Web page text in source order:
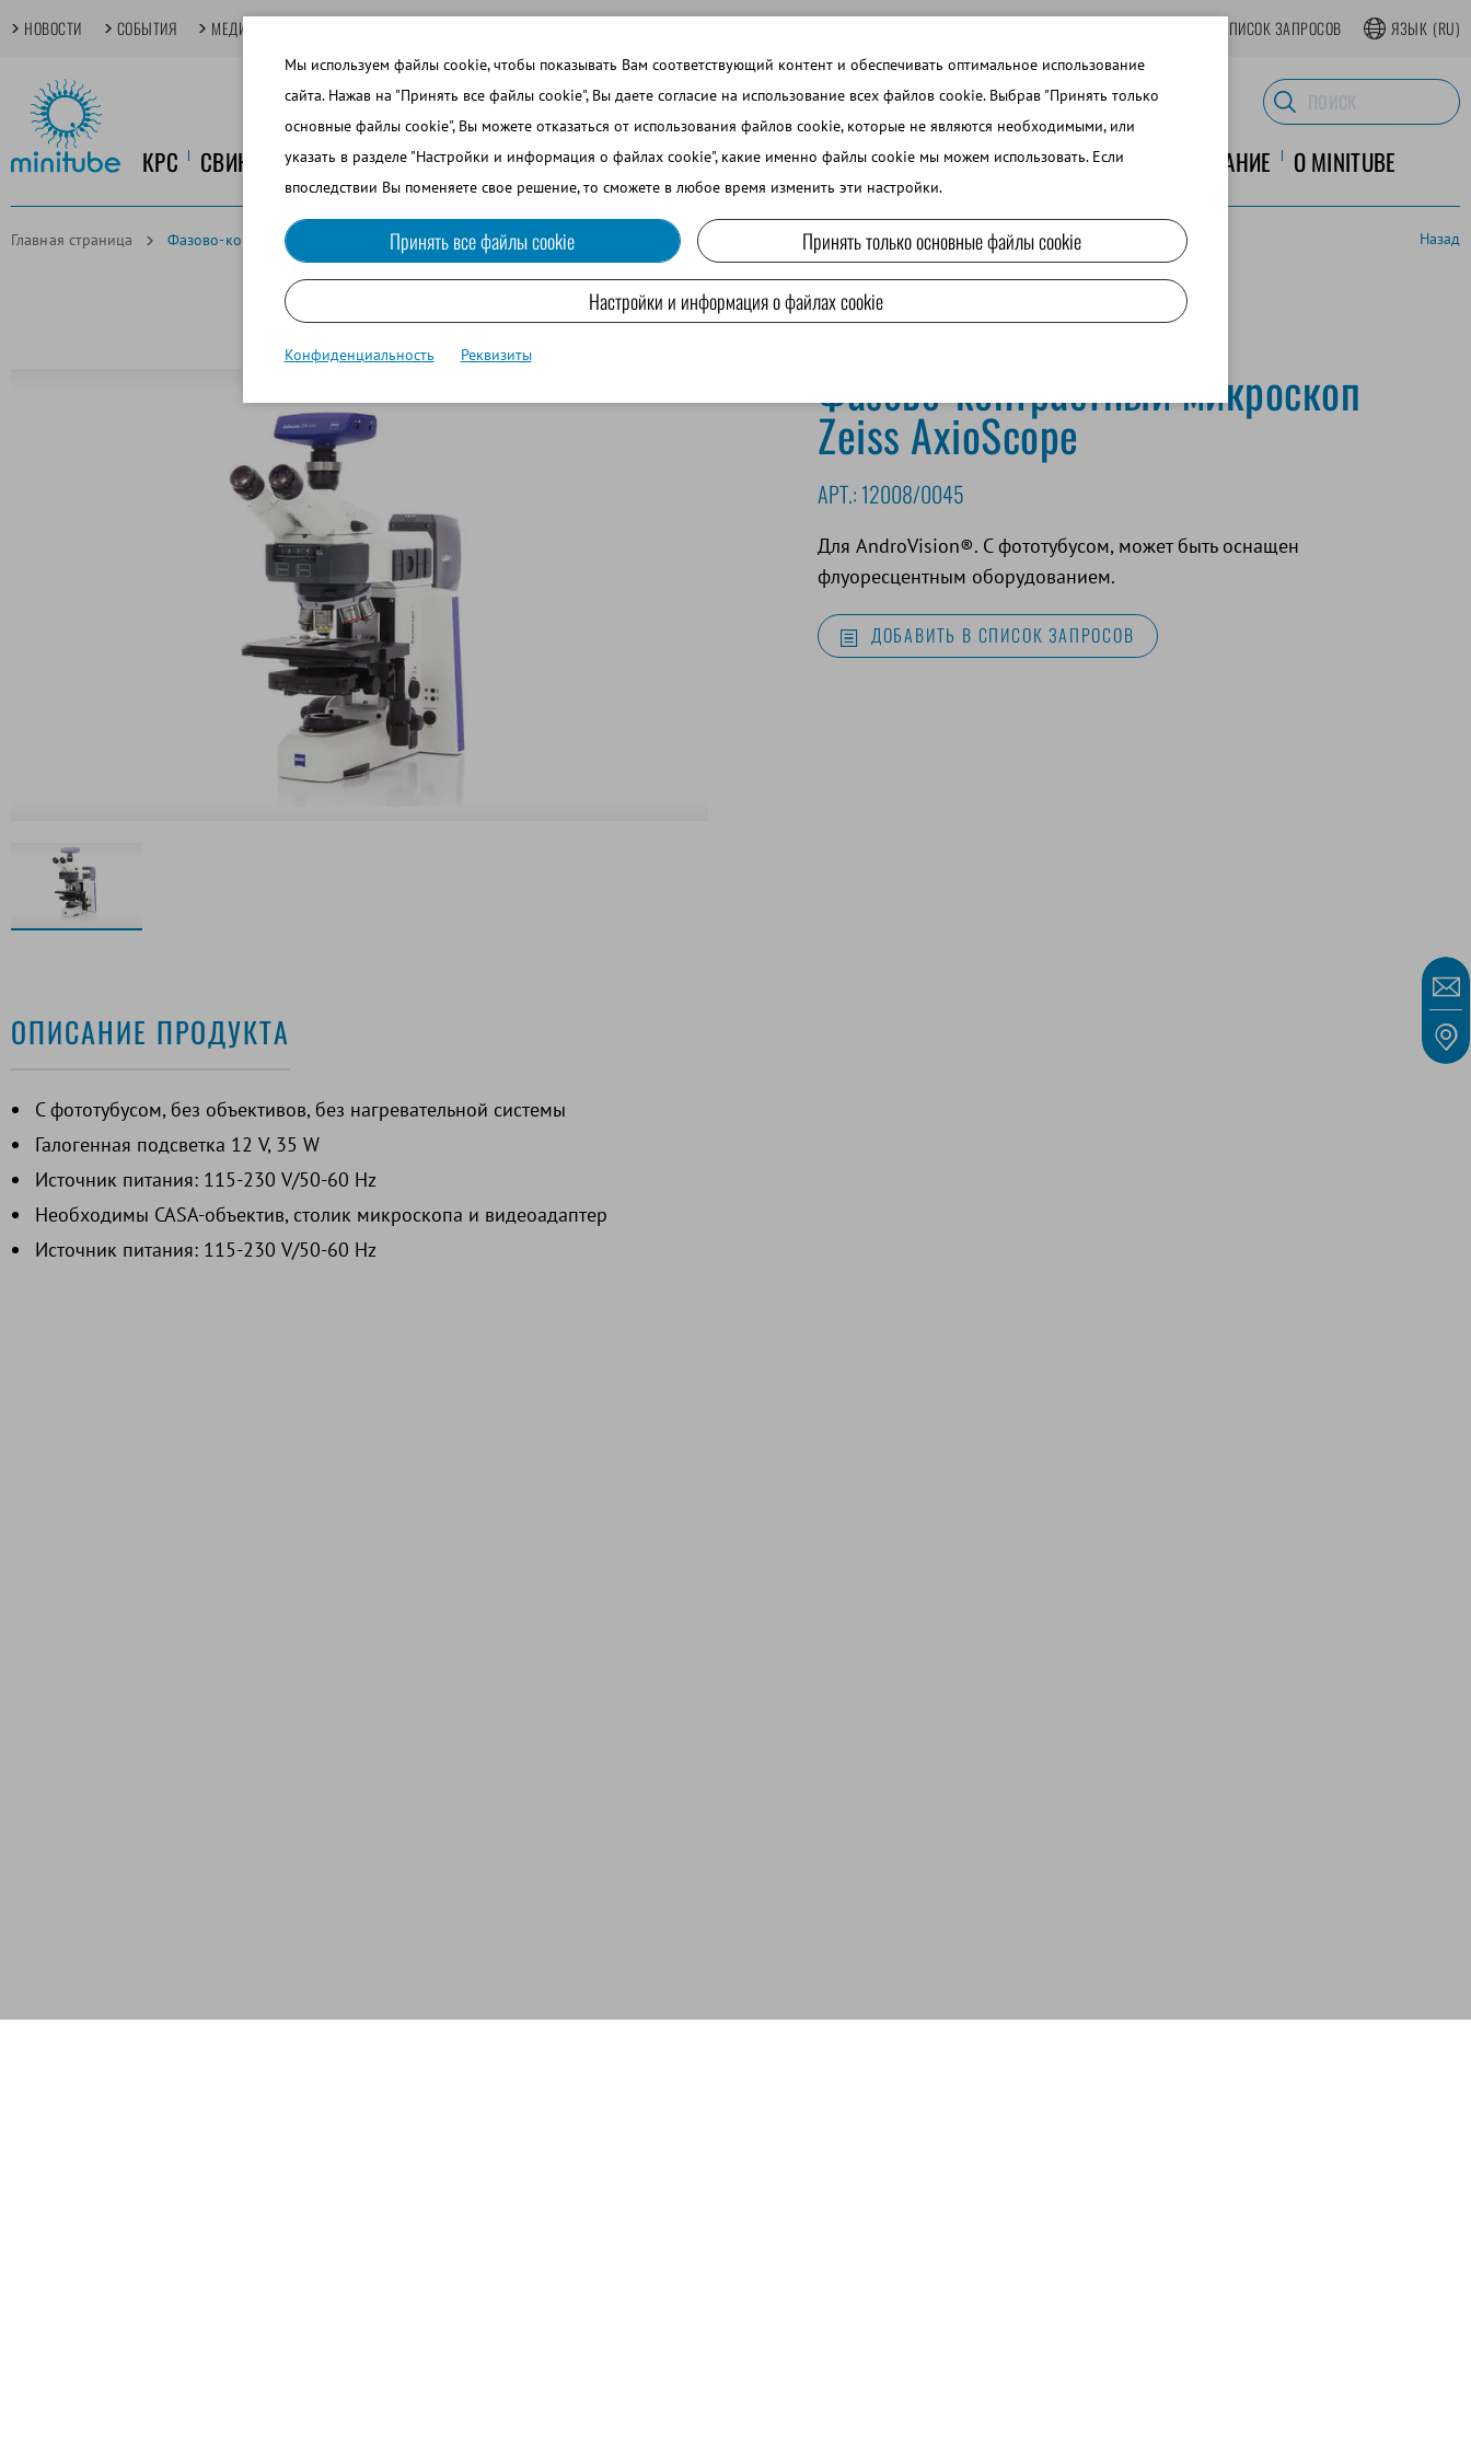
НОВОСТИ СОБЫТИЯ МЕДИАТЕКА СПИСОК ЗАПРОСОВ ЯЗЫК (RU)
КРС СВИНОВОДСТВО КОНЕВОДСТВО СОБАКОВОДСТВО МРС И ВЕРБЛЮДОВОДСТВО ЛАБОРАТОРНОЕ ОБОРУДОВАНИЕ O MINITUBE
Главная страница Фазово-контрастный микроскоп Zeiss AxioScope Назад
Фазово-контрастный микроскоп
Zeiss AxioScope
АРТ.: 12008/0045
Для AndroVision®. С фототубусом, может быть оснащен
флуоресцентным оборудованием.
ДОБАВИТЬ В СПИСОК ЗАПРОСОВ
ОПИСАНИЕ ПРОДУКТА
С фототубусом, без объективов, без нагревательной системы
Галогенная подсветка 12 V, 35 W
Источник питания: 115-230 V/50-60 Hz
Необходимы CASA-объектив, столик микроскопа и видеоадаптер
Источник питания: 115-230 V/50-60 Hz
Мы используем файлы cookie, чтобы показывать Вам соответствующий контент и обеспечивать оптимальное использование
сайта. Нажав на "Принять все файлы cookie", Вы даете согласие на использование всех файлов cookie. Выбрав "Принять только
основные файлы cookie", Вы можете отказаться от использования файлов cookie, которые не являются необходимыми, или
указать в разделе "Настройки и информация о файлах cookie", какие именно файлы cookie мы можем использовать. Если
впоследствии Вы поменяете свое решение, то сможете в любое время изменить эти настройки.
Принять все файлы cookie Принять только основные файлы cookie
Настройки и информация о файлах cookie
Конфиденциальность Реквизиты